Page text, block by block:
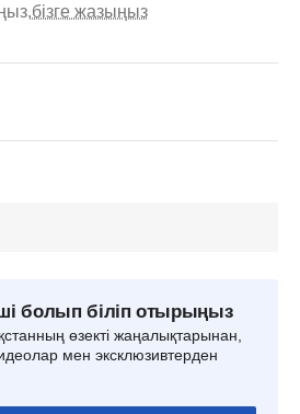
бізге жазыңыз
болып біліп отырыңыз
өзекті жаңалықтарынан,
мен эксклюзивтерден